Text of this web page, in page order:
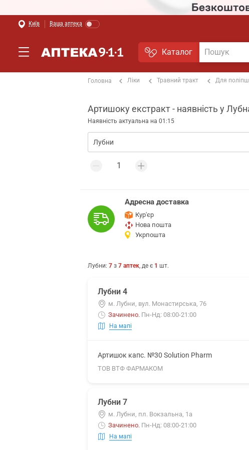
Київ Ваша аптека
Каталог
Головна Ліки Травний тракт Для
Артишоку екстракт - наявність у
Наявність актуальна на 01:15
Адресна доставка
Кур'єр
Нова пошта
Укрпошта
Лубни: 7 з 7 аптек, де є 1 шт.
Лубни 4
м. Лубни, вул. Монастирська, 76
Зачинено. Пн-Нд: 08:00-21:00
На мапі
Артишок капс. №30 Solution Pharm
ТОВ ВТФ ФАРМАКОМ
Лубни 7
м. Лубни, пл. Вокзальна, 1а
Зачинено. Пн-Нд: 08:00-21:00
На мапі